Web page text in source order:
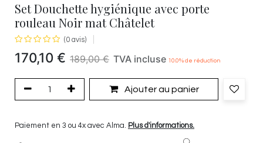
Set Douchette hygiénique avec porte
rouleau Noir mat Châtelet
(0 avis)
170,10 € 189,00€ TVA incluse 10.0% de réduction
Ajouter au panier
Paiement en 3 ou 4x avec Alma. Plus d'informations.